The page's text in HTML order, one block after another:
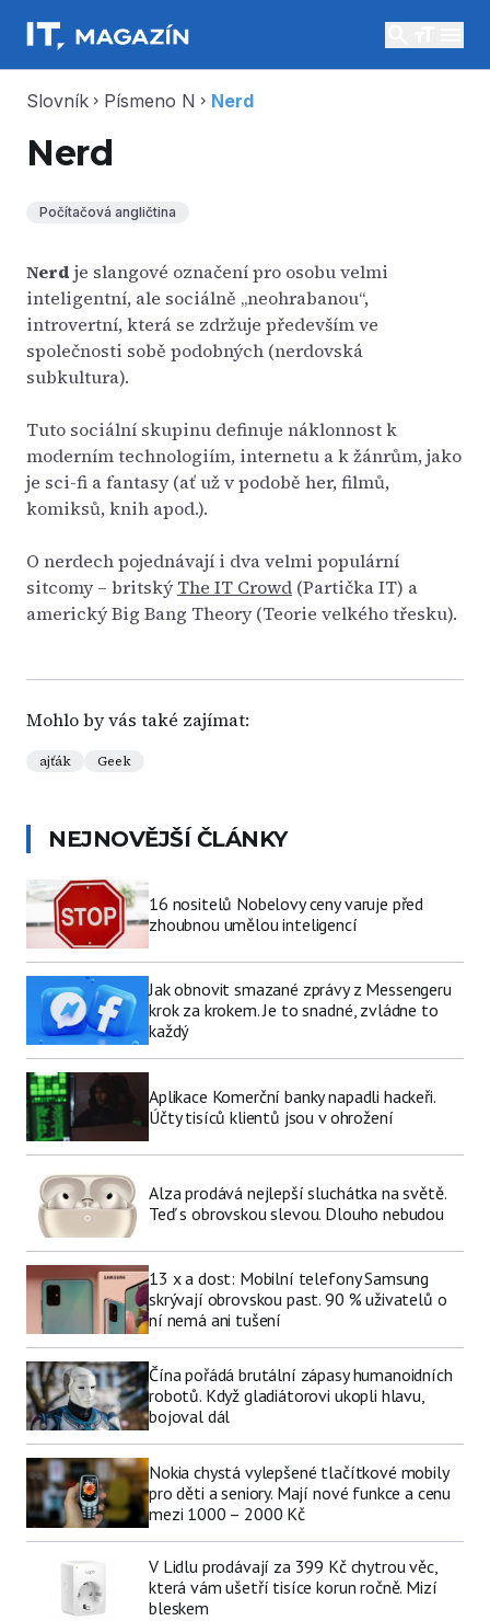
Slovník chevron_right Písmeno N chevron_right Nerd
Nerd
Počítačová angličtina
Nerd je slangové označení pro osobu velmi
inteligentní, ale sociálně „neohrabanou“,
introvertní, která se zdržuje především ve
společnosti sobě podobných (nerdovská
subkultura).
Tuto sociální skupinu definuje náklonnost k
moderním technologiím, internetu a k žánrům, jako
je sci-fi a fantasy (ať už v podobě her, filmů,
komiksů, knih apod.).
O nerdech pojednávají i dva velmi populární
sitcomy – britskýThe IT Crowd (Partička IT) a
americký Big Bang Theory (Teorie velkého třesku).
Mohlo by vás také zajímat:
ajťák Geek
NEJNOVĚJŠÍ ČLÁNKY
16 nositelů Nobelovy ceny varuje před
zhoubnou umělou inteligencí
Jak obnovit smazané zprávy z Messengeru
krok za krokem. Je to snadné, zvládne to
každý
Aplikace Komerční banky napadli hackeři.
Účty tisíců klientů jsou v ohrožení
Alza prodává nejlepší sluchátka na světě.
Teď s obrovskou slevou. Dlouho nebudou
13 x a dost: Mobilní telefony Samsung
skrývají obrovskou past. 90 % uživatelů o
ní nemá ani tušení
Čína pořádá brutální zápasy humanoidních
robotů. Když gladiátorovi ukopli hlavu,
bojoval dál
Nokia chystá vylepšené tlačítkové mobily
pro děti a seniory. Mají nové funkce a cenu
mezi 1000 – 2000 Kč
V Lidlu prodávají za 399 Kč chytrou věc,
která vám ušetří tisíce korun ročně. Mizí
bleskem